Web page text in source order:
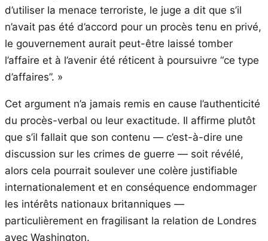
d’utiliser la menace terroriste, le juge a dit que s’il
n’avait pas été d’accord pour un procès tenu en privé,
le gouvernement aurait peut-être laissé tomber
l’affaire et à l’avenir été réticent à poursuivre “ce type
d’affaires”. »
Cet argument n’a jamais remis en cause l’authenticité
du procès-verbal ou leur exactitude. Il affirme plutôt
que s’il fallait que son contenu — c’est-à-dire une
discussion sur les crimes de guerre — soit révélé,
alors cela pourrait soulever une colère justifiable
internationalement et en conséquence endommager
les intérêts nationaux britanniques —
particulièrement en fragilisant la relation de Londres
avec Washington.